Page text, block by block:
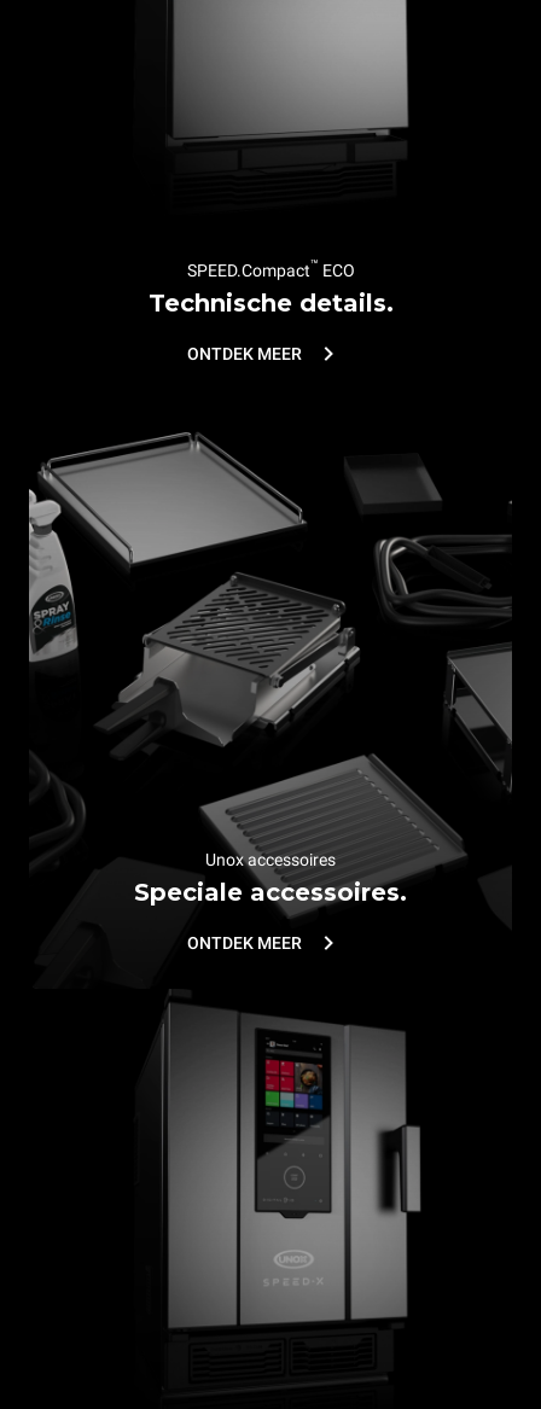
SPEED.Compact™ ECO
Technische details.
ONTDEK MEER
Unox accessoires
Speciale accessoires.
ONTDEK MEER